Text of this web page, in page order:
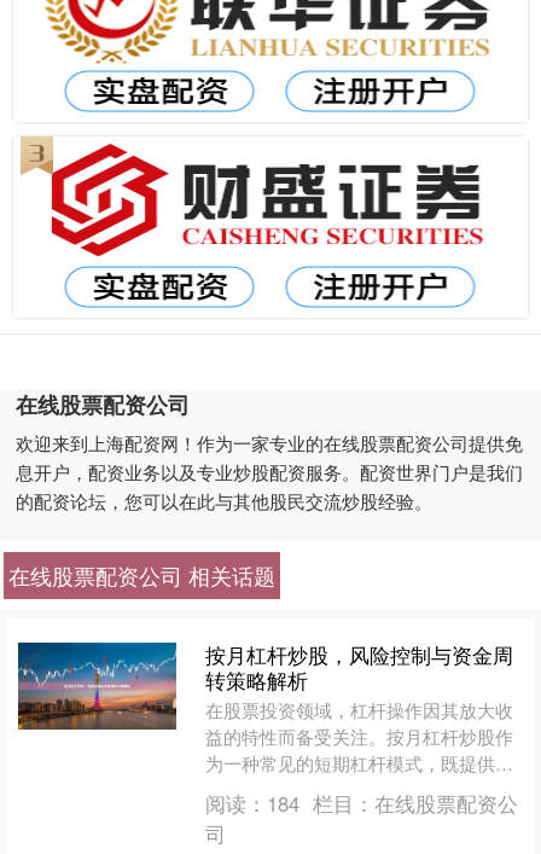
在线股票配资公司
欢迎来到上海配资网！作为一家专业的在线股票配资公司提供免
息开户，配资业务以及专业炒股配资服务。配资世界门户是我们
的配资论坛，您可以在此与其他股民交流炒股经验。
在线股票配资公司 相关话题
按月杠杆炒股，风险控制与资金周
转策略解析
在股票投资领域，杠杆操作因其放大收
益的特性而备受关注。按月杠杆炒股作
为一种常见的短期杠杆模式，既提供了
快速获取超额收益的机会，也伴随着较
高的风险。本文将从风险控....
阅读： 184 栏目： 在线股票配资公
司